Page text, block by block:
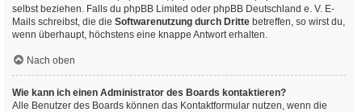
selbst beziehen. Falls du phpBB Limited oder phpBB Deutschland e. V. E-
Mails schreibst, die die Softwarenutzung durch Dritte betreffen, so wirst du,
wenn überhaupt, höchstens eine knappe Antwort erhalten.
Nach oben
Wie kann ich einen Administrator des Boards kontaktieren?
Alle Benutzer des Boards können das Kontaktformular nutzen, wenn die